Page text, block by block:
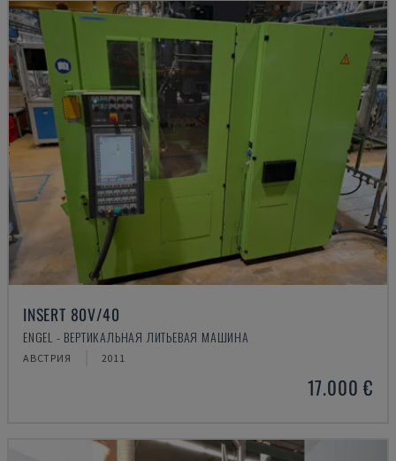
INSERT 80V/40
ENGEL - ВЕРТИКАЛЬНАЯ ЛИТЬЕВАЯ МАШИНА
АВСТРИЯ 2011
17.000 €